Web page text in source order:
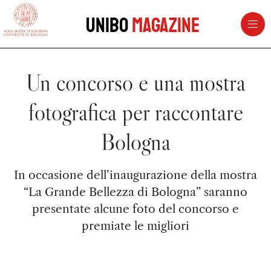
vai al contenuto della pagina
UniboMagazine
Un concorso e una mostra
fotografica per raccontare
Bologna
In occasione dell’inaugurazione della mostra
“La Grande Bellezza di Bologna” saranno
presentate alcune foto del concorso e
premiate le migliori